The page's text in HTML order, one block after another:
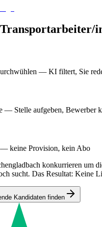
— KI filtert, Sie
— Stelle aufgeben, Bewerber
— keine Provision, kein Abo
konkurrieren um
sucht. Das Resultat: Keine
Kandidaten finden